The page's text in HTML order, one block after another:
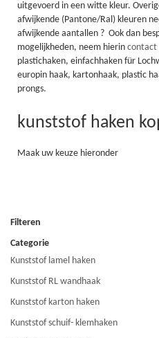
uitgevoerd in een witte kleur.
afwijkende (Pantone/Ral) kleuren
afwijkende aantallen ? Ook dan
mogelijkheden, neem hierin contact
plastichaken, einfachhaken für
europin haak, kartonhaak, plastic
prongs.
kunststof haken
Maak uw keuze hieronder
Filteren
Categorie
Kunststof lamel haken
Kunststof RL wandhaak
Kunststof karton haken
Kunststof schuif- klemhaken